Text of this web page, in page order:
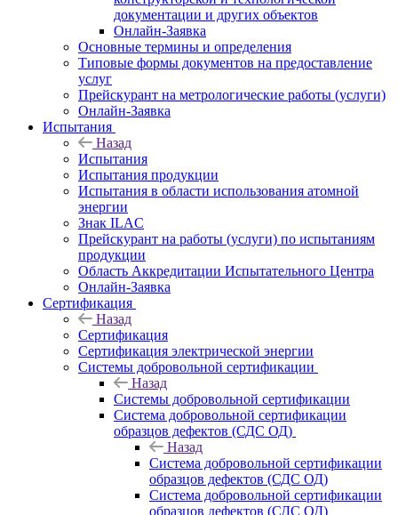
документации и других объектов
Онлайн-Заявка
Основные термины и определения
Типовые формы документов на предоставление
услуг
Прейскурант на метрологические работы (услуги)
Онлайн-Заявка
Испытания
Назад
Испытания
Испытания продукции
Испытания в области использования атомной
энергии
Знак ILAC
Прейскурант на работы (услуги) по испытаниям
продукции
Область Аккредитации Испытательного Центра
Онлайн-Заявка
Сертификация
Назад
Сертификация
Сертификация электрической энергии
Системы добровольной сертификации
Назад
Системы добровольной сертификации
Система добровольной сертификации
образцов дефектов (СДС ОД)
Назад
Система добровольной сертификации
образцов дефектов (СДС ОД)
Система добровольной сертификации
образцов дефектов (СДС ОД)